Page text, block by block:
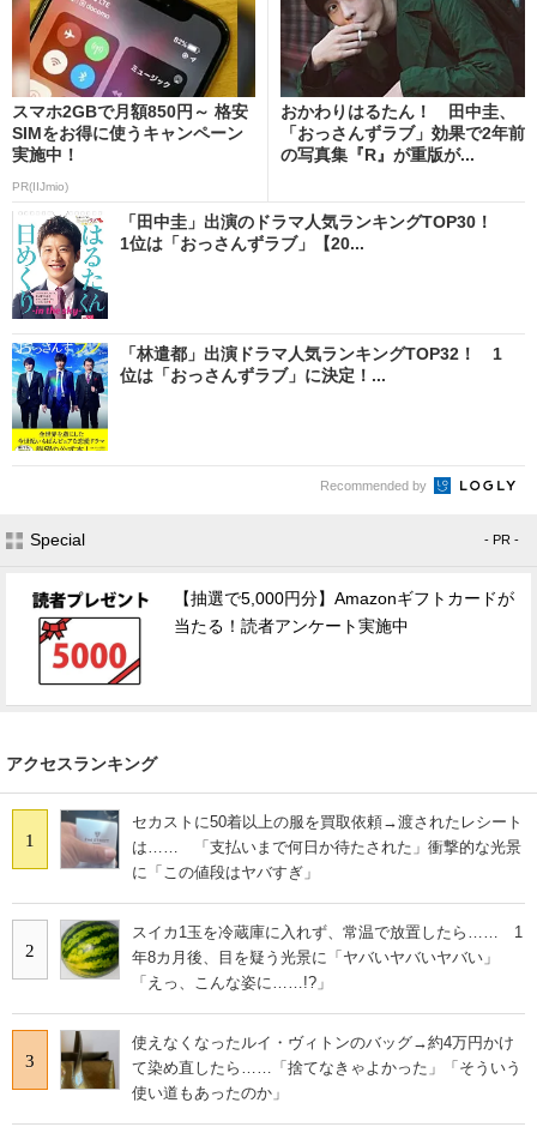
スマホ2GBで月額850円～ 格安
SIMをお得に使うキャンペーン
実施中！
PR(IIJmio)
おかわりはるたん！ 田中圭、
「おっさんずラブ」効果で2年前
の写真集『R』が重版が...
「田中圭」出演のドラマ人気ランキングTOP30！
1位は「おっさんずラブ」【20...
「林遣都」出演ドラマ人気ランキングTOP32！ 1
位は「おっさんずラブ」に決定！...
Recommended by
Special - PR -
【抽選で5,000円分】Amazonギフトカードが
当たる！読者アンケート実施中
アクセスランキング
1
セカストに50着以上の服を買取依頼→渡されたレシート
は…… 「支払いまで何日か待たされた」衝撃的な光景
に「この値段はヤバすぎ」
2
スイカ1玉を冷蔵庫に入れず、常温で放置したら…… 1
年8カ月後、目を疑う光景に「ヤバいヤバいヤバい」
「えっ、こんな姿に……!?」
3
使えなくなったルイ・ヴィトンのバッグ→約4万円かけ
て染め直したら……「捨てなきゃよかった」「そういう
使い道もあったのか」